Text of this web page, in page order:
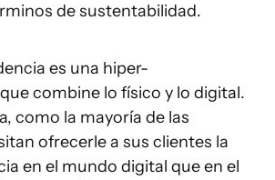
de sustentabilidad.
es una hiper-
combine lo físico y lo digital.
como la mayoría de las
ofrecerle a sus clientes la
en el mundo digital que en el